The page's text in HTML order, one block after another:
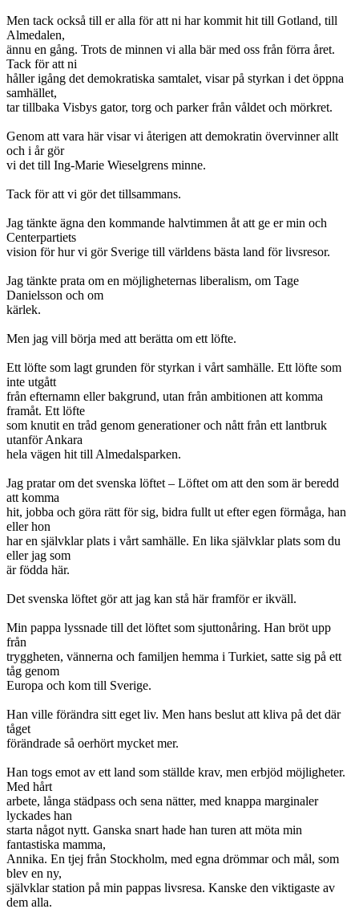
Men tack också till er alla för att ni har kommit hit till Gotland, till
Almedalen,
ännu en gång. Trots de minnen vi alla bär med oss från förra året.
Tack för att ni
håller igång det demokratiska samtalet, visar på styrkan i det öppna
samhället,
tar tillbaka Visbys gator, torg och parker från våldet och mörkret.
Genom att vara här visar vi återigen att demokratin övervinner allt
och i år gör
vi det till Ing-Marie Wieselgrens minne.
Tack för att vi gör det tillsammans.
Jag tänkte ägna den kommande halvtimmen åt att ge er min och
Centerpartiets
vision för hur vi gör Sverige till världens bästa land för livsresor.
Jag tänkte prata om en möjligheternas liberalism, om Tage
Danielsson och om
kärlek.
Men jag vill börja med att berätta om ett löfte.
Ett löfte som lagt grunden för styrkan i vårt samhälle. Ett löfte som
inte utgått
från efternamn eller bakgrund, utan från ambitionen att komma
framåt. Ett löfte
som knutit en tråd genom generationer och nått från ett lantbruk
utanför Ankara
hela vägen hit till Almedalsparken.
Jag pratar om det svenska löftet – Löftet om att den som är beredd
att komma
hit, jobba och göra rätt för sig, bidra fullt ut efter egen förmåga, han
eller hon
har en självklar plats i vårt samhälle. En lika självklar plats som du
eller jag som
är födda här.
Det svenska löftet gör att jag kan stå här framför er ikväll.
Min pappa lyssnade till det löftet som sjuttonåring. Han bröt upp
från
tryggheten, vännerna och familjen hemma i Turkiet, satte sig på ett
tåg genom
Europa och kom till Sverige.
Han ville förändra sitt eget liv. Men hans beslut att kliva på det där
tåget
förändrade så oerhört mycket mer.
Han togs emot av ett land som ställde krav, men erbjöd möjligheter.
Med hårt
arbete, långa städpass och sena nätter, med knappa marginaler
lyckades han
starta något nytt. Ganska snart hade han turen att möta min
fantastiska mamma,
Annika. En tjej från Stockholm, med egna drömmar och mål, som
blev en ny,
självklar station på min pappas livsresa. Kanske den viktigaste av
dem alla.